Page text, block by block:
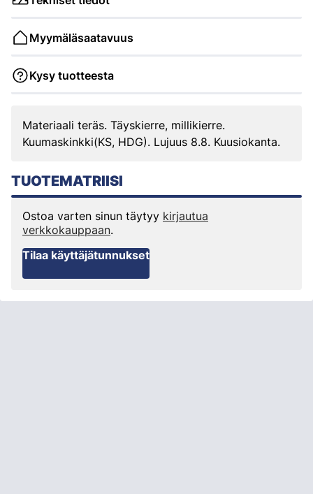
Myymäläsaatavuus
Kysy tuotteesta
Materiaali teräs. Täyskierre, millikierre.
Kuumaskinkki(KS, HDG). Lujuus 8.8. Kuusiokanta.
TUOTEMATRIISI
Ostoa varten sinun täytyy kirjautua
verkkokauppaan.
Tilaa käyttäjätunnukset